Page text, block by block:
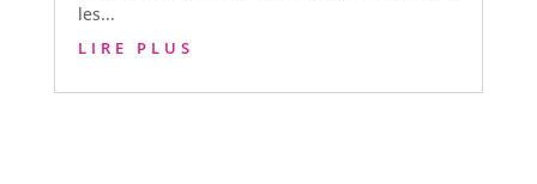
les...
LIRE PLUS